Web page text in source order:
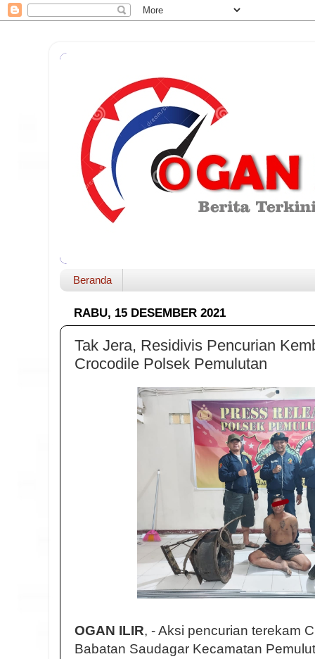
Beranda
RABU, 15 DESEMBER 2021
Tak Jera, Residivis Pencurian
Crocodile Polsek Pemulutan
OGAN ILIR, - Aksi pencurian terekam
Babatan Saudagar Kecamatan